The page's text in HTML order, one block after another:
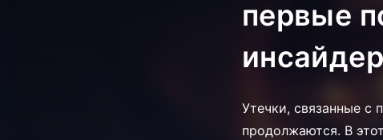
первые
Утечки, связанные с
продолжаются. В